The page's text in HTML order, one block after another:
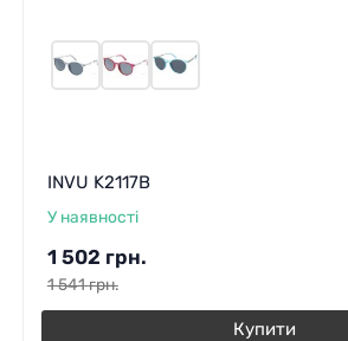
INVU K2117B
У наявності
1 502 грн.
1 541грн.
Купити